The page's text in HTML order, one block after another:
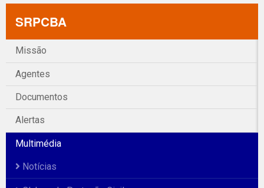
SRPCBA
Missão
Agentes
Documentos
Alertas
Multimédia
Notícias